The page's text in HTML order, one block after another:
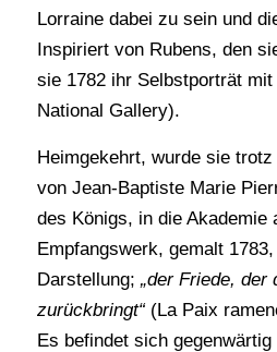
Lorraine dabei zu sein und
Inspiriert von Rubens, den
sie 1782 ihr Selbstporträt
National Gallery).
Heimgekehrt, wurde sie
von Jean-Baptiste Marie
des Königs, in die Akademie
Empfangswerk, gemalt
Darstellung; „der Friede, der
zurückbringt“(La Paix
Es befindet sich